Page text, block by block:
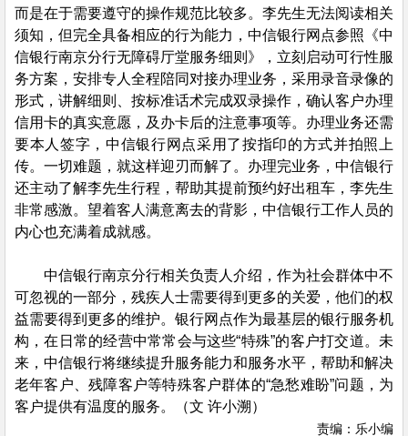
而是在于需要遵守的操作规范比较多。李先生无法阅读相关
须知，但完全具备相应的行为能力，中信银行网点参照《中
信银行南京分行无障碍厅堂服务细则》，立刻启动可行性服
务方案，安排专人全程陪同对接办理业务，采用录音录像的
形式，讲解细则、按标准话术完成双录操作，确认客户办理
信用卡的真实意愿，及办卡后的注意事项等。办理业务还需
要本人签字，中信银行网点采用了按指印的方式并拍照上
传。一切难题，就这样迎刃而解了。办理完业务，中信银行
还主动了解李先生行程，帮助其提前预约好出租车，李先生
非常感激。望着客人满意离去的背影，中信银行工作人员的
内心也充满着成就感。
中信银行南京分行相关负责人介绍，作为社会群体中不
可忽视的一部分，残疾人士需要得到更多的关爱，他们的权
益需要得到更多的维护。银行网点作为最基层的银行服务机
构，在日常的经营中常常会与这些“特殊”的客户打交道。未
来，中信银行将继续提升服务能力和服务水平，帮助和解决
老年客户、残障客户等特殊客户群体的“急愁难盼”问题，为
客户提供有温度的服务。（文 许小溯）
责编：乐小编